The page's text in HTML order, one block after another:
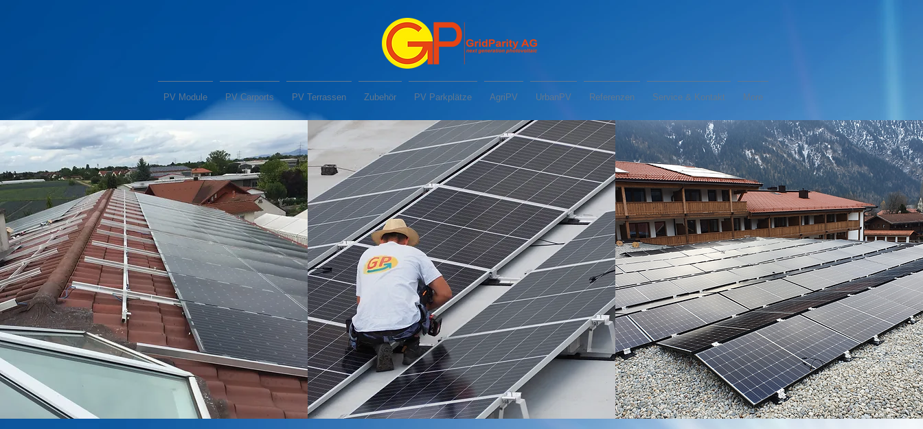
PV Module PV Carports PV Terrassen Zubehör PV Parkplätze AgriPV UrbanPV Referenzen Service & Kontakt More